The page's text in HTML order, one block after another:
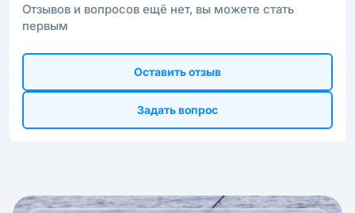
Отзывов и вопросов ещё нет, вы можете стать
первым
Оставить отзыв
Задать вопрос